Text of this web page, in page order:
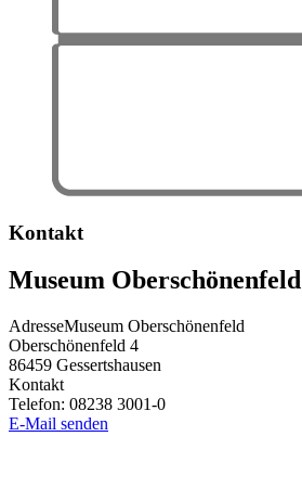
Kontakt
Museum Oberschönenfeld
AdresseMuseum Oberschönenfeld
Oberschönenfeld 4
86459 Gessertshausen
Kontakt
Telefon: 08238 3001-0
E-Mail senden